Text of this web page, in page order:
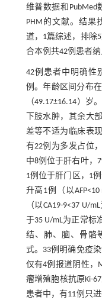
维普数据和PubMed
PHM的文献。结果
道，1篇综述，排除
合本例共42例患者
42例患者中明确性
例。年龄区间分布
（49.17±16.14）
下肢水肿，其余大
差等不适为临床表
有22例为多发占位
中8例位于肝右叶，
1例位于肝门区，1
升高1例（以
（以CA19-9<37 U/
于35 U/mL为正常标
结、肺、脑、骨骼
式。33例明确免疫
仅有4例报道阴性，
瘤增殖胞核抗原Ki-
患者中，有11例只